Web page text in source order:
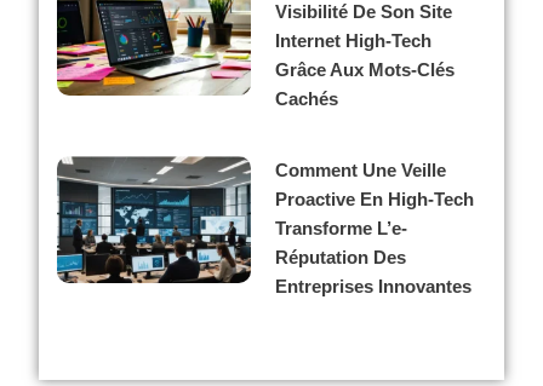
Visibilité De Son Site
Internet High-Tech
Grâce Aux Mots-Clés
Cachés
Comment Une Veille
Proactive En High-Tech
Transforme L’e-
Réputation Des
Entreprises Innovantes